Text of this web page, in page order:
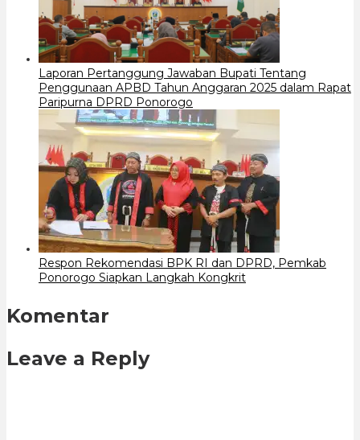
Laporan Pertanggung Jawaban Bupati Tentang
Penggunaan APBD Tahun Anggaran 2025 dalam Rapat
Paripurna DPRD Ponorogo
Respon Rekomendasi BPK RI dan DPRD, Pemkab
Ponorogo Siapkan Langkah Kongkrit
Komentar
Leave a Reply